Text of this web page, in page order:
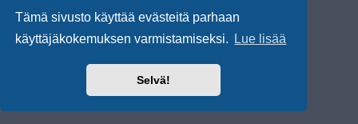
Tämä sivusto käyttää evästeitä parhaan
käyttäjäkokemuksen varmistamiseksi.
Lue lisää
Selvä!